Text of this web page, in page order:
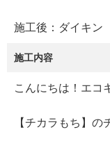
施工後：ダイキ
施工内容
こんにちは！エコ
【チカラもち】の